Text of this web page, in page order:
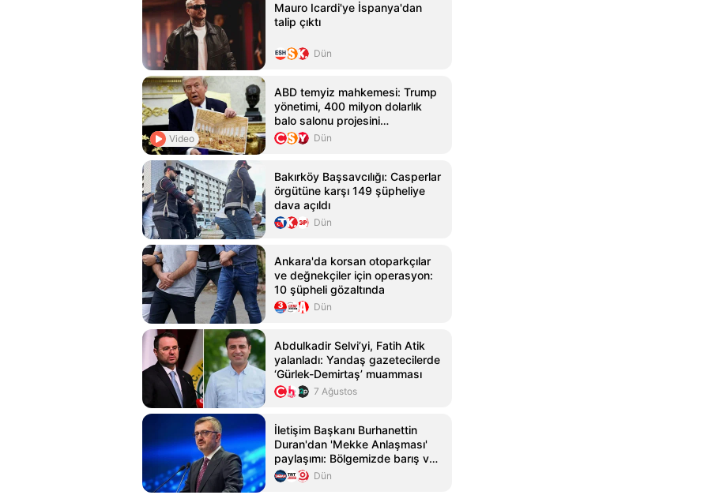
Mauro Icardi'ye İspanya'dan
talip çıktı
Dün
Video
ABD temyiz mahkemesi: Trump
yönetimi, 400 milyon dolarlık
balo salonu projesini
sürdüremeyecek
Dün
Bakırköy Başsavcılığı: Casperlar
örgütüne karşı 149 şüpheliye
dava açıldı
Dün
Ankara'da korsan otoparkçılar
ve değnekçiler için operasyon:
10 şüpheli gözaltında
Dün
Abdulkadir Selvi’yi, Fatih Atik
yalanladı: Yandaş gazetecilerde
‘Gürlek-Demirtaş’ muamması
7 Ağustos
İletişim Başkanı Burhanettin
Duran'dan 'Mekke Anlaşması'
paylaşımı: Bölgemizde barış ve
istikrarın korunmasına önemli
katkılar sağlayacak
Dün